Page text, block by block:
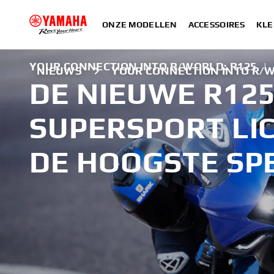
ONZE MODELLEN ACCESSOIRES
NIEUWS YOUR CONNECTION INTO R/
YOUR CONNECTION INTO R/WORLD: R125 |
DE NIEUWE
SUPERSPORT
DE HOOGSTE